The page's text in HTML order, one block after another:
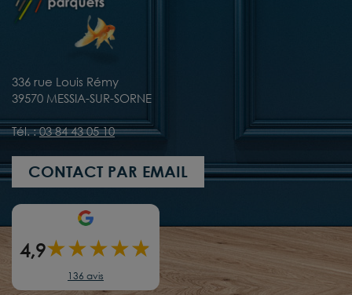
336 rue Louis Rémy
39570 MESSIA-SUR-SORNE
Tél. :03 84 43 05 10
CONTACT PAR EMAIL
4,9★★★★★
★
136 avis